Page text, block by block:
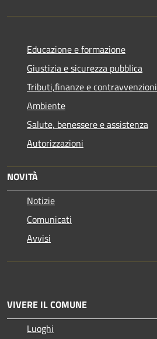
Educazione e formazione
Giustizia e sicurezza pubblica
Tributi,finanze e contravvenzioni
Ambiente
Salute, benessere e assistenza
Autorizzazioni
NOVITÀ
Notizie
Comunicati
Avvisi
VIVERE IL COMUNE
Luoghi